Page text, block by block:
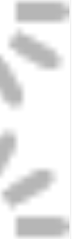
ガネ大きいフレ
フレーム高級フ
果度なしクリア
ピンク ヒョウ柄。